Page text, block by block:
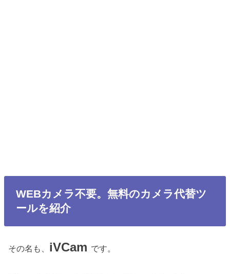
WEBカメラ不要。無料のカメラ代替ツ
ールを紹介
その名も、 iVCam です。